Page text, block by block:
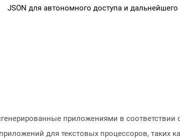
JSON для автономного доступа и
приложениями в соответствии
для текстовых процессоров, таких